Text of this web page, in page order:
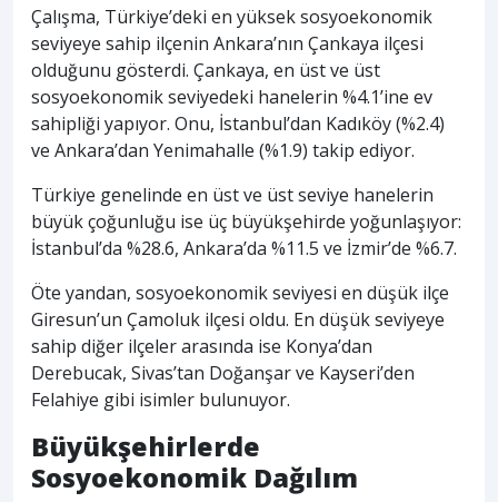
Çalışma, Türkiye’deki en yüksek sosyoekonomik
seviyeye sahip ilçenin Ankara’nın Çankaya ilçesi
olduğunu gösterdi. Çankaya, en üst ve üst
sosyoekonomik seviyedeki hanelerin %4.1’ine ev
sahipliği yapıyor. Onu, İstanbul’dan Kadıköy (%2.4)
ve Ankara’dan Yenimahalle (%1.9) takip ediyor.
Türkiye genelinde en üst ve üst seviye hanelerin
büyük çoğunluğu ise üç büyükşehirde yoğunlaşıyor:
İstanbul’da %28.6, Ankara’da %11.5 ve İzmir’de %6.7.
Öte yandan, sosyoekonomik seviyesi en düşük ilçe
Giresun’un Çamoluk ilçesi oldu. En düşük seviyeye
sahip diğer ilçeler arasında ise Konya’dan
Derebucak, Sivas’tan Doğanşar ve Kayseri’den
Felahiye gibi isimler bulunuyor.
Büyükşehirlerde
Sosyoekonomik Dağılım